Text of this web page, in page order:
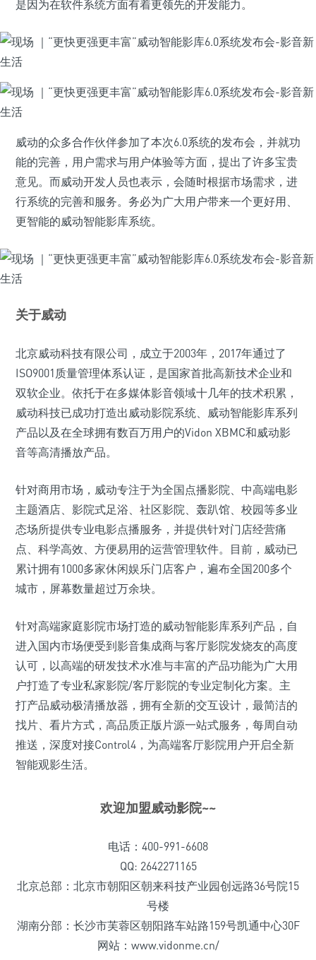
是因为在软件系统方面有着更领先的开发能力。
威动的众多合作伙伴参加了本次6.0系统的发布会，并就功
能的完善，用户需求与用户体验等方面，提出了许多宝贵
意见。而威动开发人员也表示，会随时根据市场需求，进
行系统的完善和服务。务必为广大用户带来一个更好用、
更智能的威动智能影库系统。
关于威动
北京威动科技有限公司，成立于2003年，2017年通过了
ISO9001质量管理体系认证，是国家首批高新技术企业和
双软企业。依托于在多媒体影音领域十几年的技术积累，
威动科技已成功打造出威动影院系统、威动智能影库系列
产品以及在全球拥有数百万用户的Vidon XBMC和威动影
音等高清播放产品。
针对商用市场，威动专注于为全国点播影院、中高端电影
主题酒店、影院式足浴、社区影院、轰趴馆、校园等多业
态场所提供专业电影点播服务，并提供针对门店经营痛
点、科学高效、方便易用的运营管理软件。目前，威动已
累计拥有1000多家休闲娱乐门店客户，遍布全国200多个
城市，屏幕数量超过万余块。
针对高端家庭影院市场打造的威动智能影库系列产品，自
进入国内市场便受到影音集成商与客厅影院发烧友的高度
认可，以高端的研发技术水准与丰富的产品功能为广大用
户打造了专业私家影院/客厅影院的专业定制化方案。主
打产品威动极清播放器，拥有全新的交互设计，最简洁的
找片、看片方式，高品质正版片源一站式服务，每周自动
推送，深度对接Control4，为高端客厅影院用户开启全新
智能观影生活。
欢迎加盟威动影院~~
电话：400-991-6608
QQ: 2642271165
北京总部：北京市朝阳区朝来科技产业园创远路36号院15
号楼
湖南分部：长沙市芙蓉区朝阳路车站路159号凯通中心30F
网站：www.vidonme.cn/